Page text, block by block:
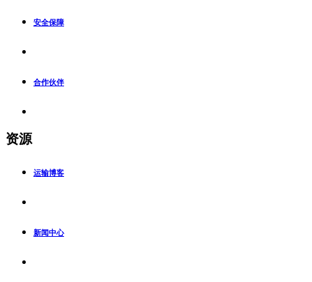
安全保障
合作伙伴
资源
运输博客
新闻中心